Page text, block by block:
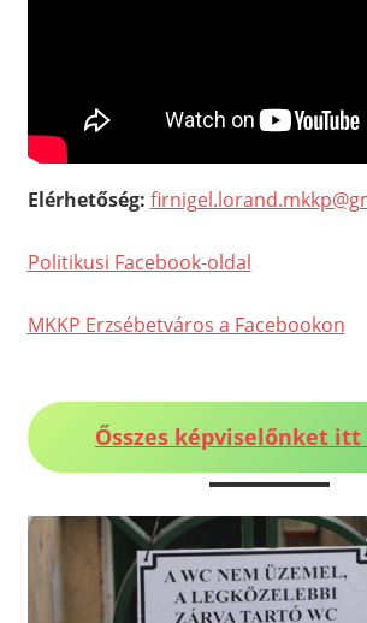
Elérhetőség:
Politikusi Facebook-oldal
MKKP Erzsébetváros a Facebookon
Ősszes képviselőnket